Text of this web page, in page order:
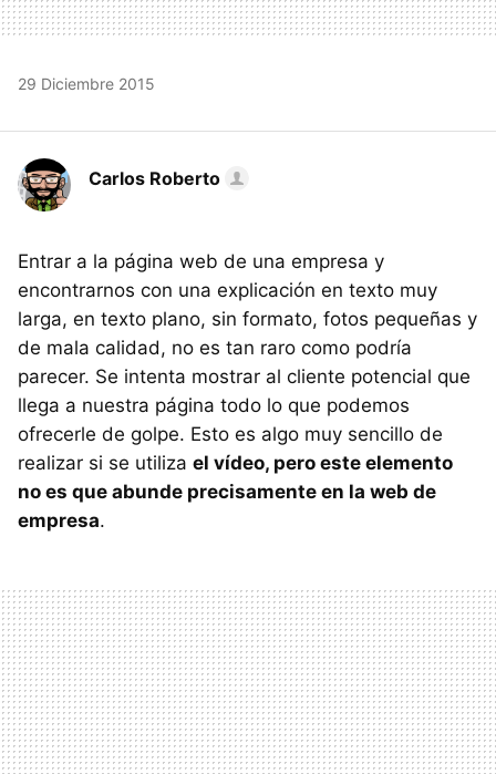
29 Diciembre 2015
Carlos Roberto
Entrar a la página web de una empresa y
encontrarnos con una explicación en texto muy
larga, en texto plano, sin formato, fotos pequeñas y
de mala calidad, no es tan raro como podría
parecer. Se intenta mostrar al cliente potencial que
llega a nuestra página todo lo que podemos
ofrecerle de golpe. Esto es algo muy sencillo de
realizar si se utiliza el vídeo, pero este elemento
no es que abunde precisamente en la web de
empresa.